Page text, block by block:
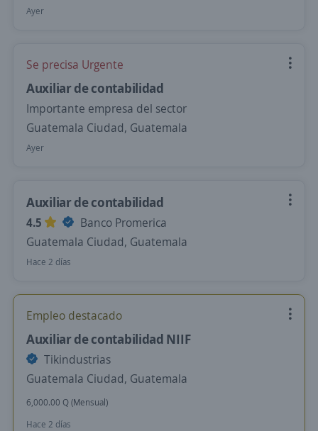
Ayer
Se precisa Urgente
Auxiliar de contabilidad
Importante empresa del sector
Guatemala Ciudad, Guatemala
Ayer
Auxiliar de contabilidad
4.5
Banco Promerica
Guatemala Ciudad, Guatemala
Hace 2 días
Empleo destacado
Auxiliar de contabilidad NIIF
Tikindustrias
Guatemala Ciudad, Guatemala
6,000.00 Q (Mensual)
Hace 2 días